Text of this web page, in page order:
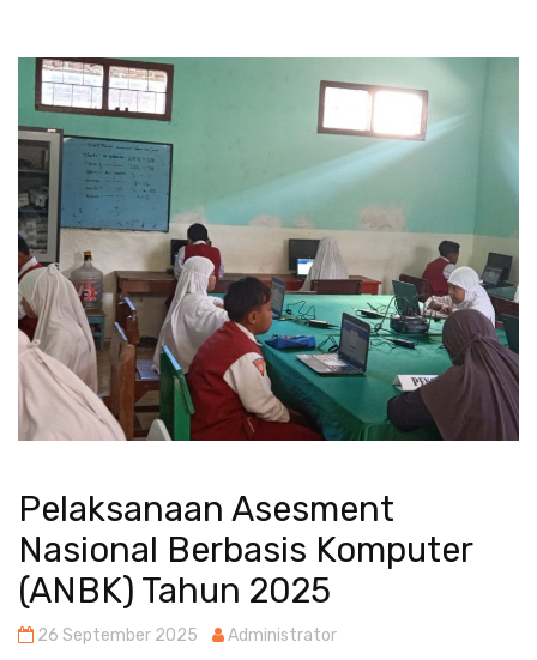
Pelaksanaan Asesment
Nasional Berbasis Komputer
(ANBK) Tahun 2025
26 September 2025
Administrator